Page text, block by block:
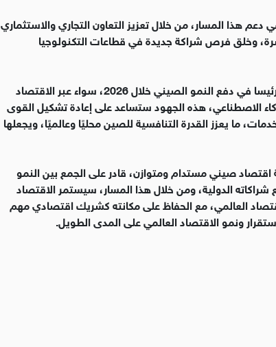
دعم هذا المسار، من خلال تعزيز التعاون التجاري والاستثماري
وخلق فرص شراكة جديدة في قطاعات التكنولوجيا
‏وأضاف من المتوقع أن يلعب الابتكار التكنولوجي دورًا رئيسا في دفع النمو الصيني خلال 2026، سواء عبر الاقتصاد
الاصطناعي، هذه الجهود ستساعد على إعادة تشكيل القوى
ما يعزز القدرة التنافسية للصين محليًا وعالميًا، ويجعلها
التطلعات لعام 2026 تعكس رؤية اقتصاد صيني مستدام ومتوازن، قادر على الجمع بين النمو
شراكاته الدولية، ومن خلال هذا المسار، سيستمر الاقتصاد
العالمي، مع الحفاظ على مكانته كشريك اقتصادي مهم
ونمو الاقتصاد العالمي على المدى الطويل.